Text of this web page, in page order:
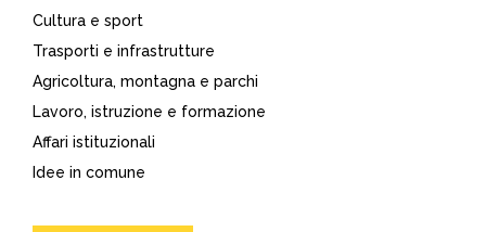
Cultura e sport
Trasporti e infrastrutture
Agricoltura, montagna e parchi
Lavoro, istruzione e formazione
Affari istituzionali
Idee in comune